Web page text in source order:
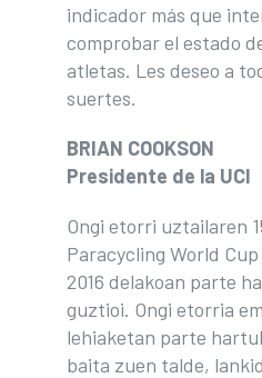
indicador más que
comprobar el estado
atletas. Les deseo a
suertes.
BRIAN COOKSON
Presidente de la UCI
Ongi etorri uztailaren
Paracycling World
2016 delakoan parte
guztioi. Ongi etorria
lehiaketan parte
baita zuen talde,